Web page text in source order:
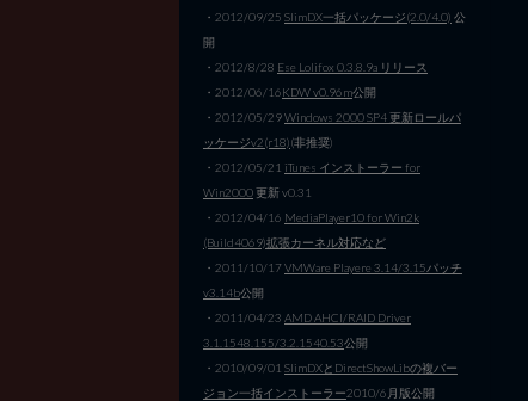
・2012/09/25 SlimDX一括パッケージ(2.0/4.0) 公
開
・2012/8/28 Ese Lolifox 0.3.8.9a リリース
・2012/06/16KDW v0.96m公開
・2012/05/29Windows 2000 SP4 更新ロールパ
ッケージv2(r18)(非推奨)
・2012/05/21 iTunes インストーラー for
Win2000更新 v0.31
・2012/04/16 MediaPlayer10 for Win2k
(Build4069)拡張カーネル対応など
・2011/10/17VMWare Playere 3.14/3.15パッチ
v3.14b公開
・2011/04/23 AMD AHCI/RAID Driver
3.1.1548.155/3.2.1540.53公開
・2010/09/01 SlimDXとDirectShowLibの複バー
ジョン一括インストーラー2010/6月版公開